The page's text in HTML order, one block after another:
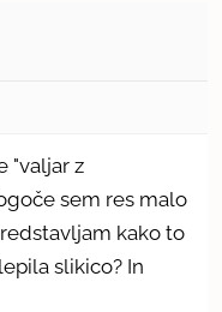
"valjar z
sem res malo
kako to
slikico? In